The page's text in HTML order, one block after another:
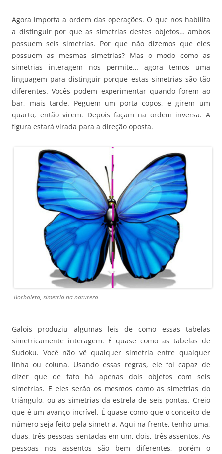
Agora importa a ordem das operações. O que nos habilita
a distinguir por que as simetrias destes objetos… ambos
possuem seis simetrias. Por que não dizemos que eles
possuem as mesmas simetrias? Mas o modo como as
simetrias interagem nos permite… agora temos uma
linguagem para distinguir porque estas simetrias são tão
diferentes. Vocês podem experimentar quando forem ao
bar, mais tarde. Peguem um porta copos, e girem um
quarto, então virem. Depois façam na ordem inversa. A
figura estará virada para a direção oposta.
Borboleta, simetria na natureza
Galois produziu algumas leis de como essas tabelas
simetricamente interagem. É quase como as tabelas de
Sudoku. Você não vê qualquer simetria entre qualquer
linha ou coluna. Usando essas regras, ele foi capaz de
dizer que de fato há apenas dois objetos com seis
simetrias. E eles serão os mesmos como as simetrias do
triângulo, ou as simetrias da estrela de seis pontas. Creio
que é um avanço incrível. É quase como que o conceito de
número seja feito pela simetria. Aqui na frente, tenho uma,
duas, três pessoas sentadas em um, dois, três assentos. As
pessoas nos assentos são bem diferentes, porém o